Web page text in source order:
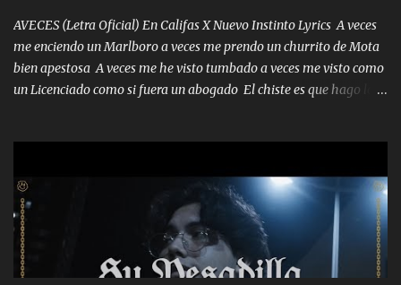
AVECES (Letra Oficial) En Califas X Nuevo Instinto Lyrics A veces
me enciendo un Marlboro a veces me prendo un churrito de Mota
bien apestosa A veces me he visto tumbado a veces me visto como
un Licenciado como si fuera un abogado El chiste es que hago lo
corriente no quieren verte subir de level trucha mis plebes Música
A veces me pongo un sombrero a veces me ven la cachucha de lado
con la mirada siempre en alto A veces me fajó una super o a veces
me fajó una Glock siempre armado todas las generaciones yo
traigo El chiste es que hago lo que quiero pues así soy me mandó